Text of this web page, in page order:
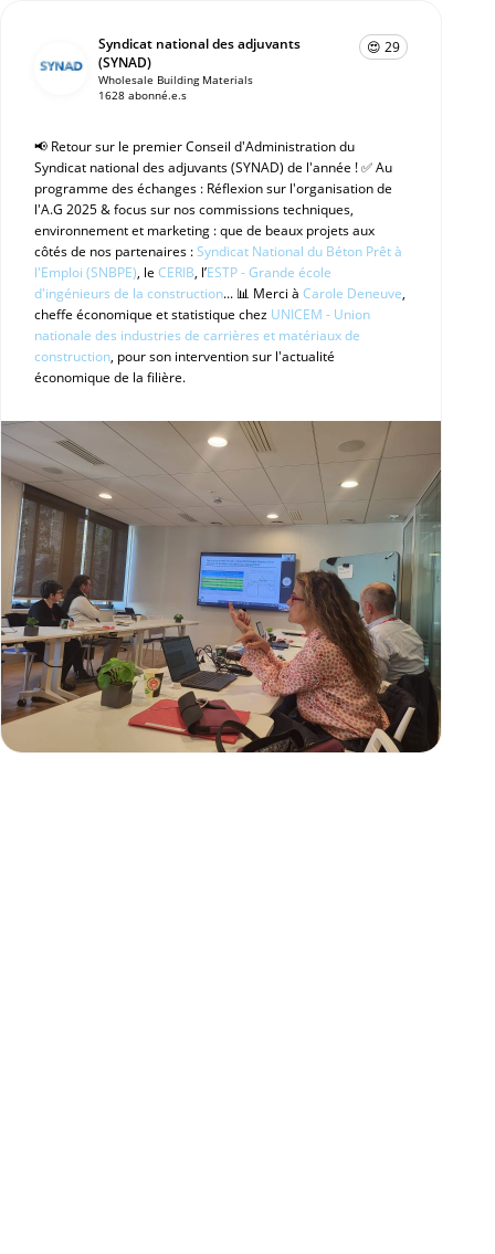
Syndicat national des adjuvants
(SYNAD)
Wholesale Building Materials
1628 abonné.e.s
😍 29
📢 Retour sur le premier Conseil d'Administration du
Syndicat national des adjuvants (SYNAD) de l'année ! ✅ Au
programme des échanges : Réflexion sur l'organisation de
l'A.G 2025 & focus sur nos commissions techniques,
environnement et marketing : que de beaux projets aux
côtés de nos partenaires :Syndicat National du Béton Prêt à
l'Emploi (SNBPE), le CERIB, l’ESTP - Grande école
d'ingénieurs de la construction... 📊 Merci à Carole Deneuve,
cheffe économique et statistique chez UNICEM - Union
nationale des industries de carrières et matériaux de
construction, pour son intervention sur l'actualité
économique de la filière.